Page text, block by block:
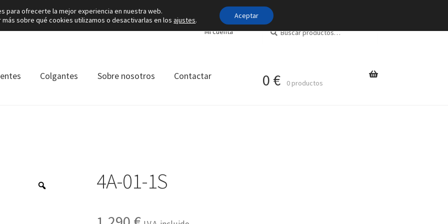
Mi cuenta
Buscar
por:
Buscar
Colgantes Sobre nosotros Contactar 0 € 0 productos
4A-01-1S
para ofrecerte la mejor experiencia en nuestra web.
más sobre qué cookies utilizamos o desactivarlas en losajustes. Aceptar